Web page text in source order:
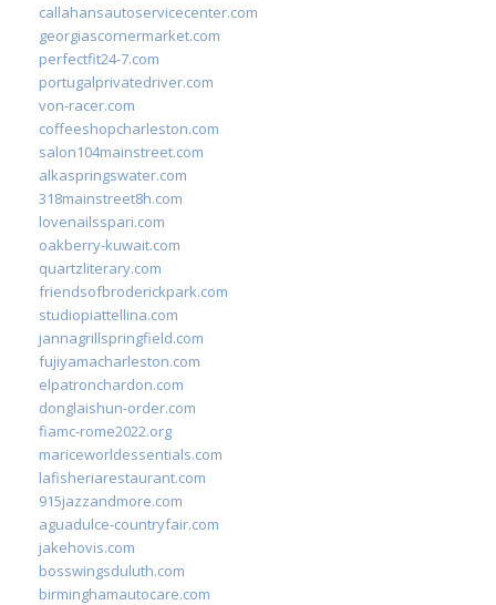
callahansautoservicecenter.com
georgiascornermarket.com
perfectfit24-7.com
portugalprivatedriver.com
von-racer.com
coffeeshopcharleston.com
salon104mainstreet.com
alkaspringswater.com
318mainstreet8h.com
lovenailsspari.com
oakberry-kuwait.com
quartzliterary.com
friendsofbroderickpark.com
studiopiattellina.com
jannagrillspringfield.com
fujiyamacharleston.com
elpatronchardon.com
donglaishun-order.com
fiamc-rome2022.org
mariceworldessentials.com
lafisheriarestaurant.com
915jazzandmore.com
aguadulce-countryfair.com
jakehovis.com
bosswingsduluth.com
birminghamautocare.com